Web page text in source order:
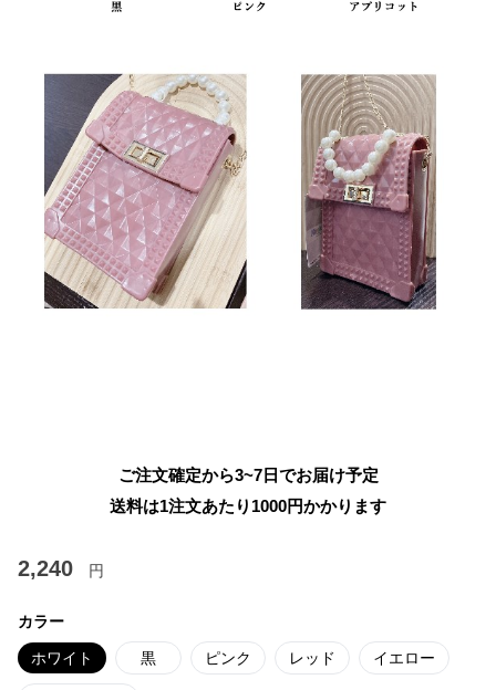
ご注文確定から3~7日でお届け予定
送料は1注文あたり 1000円かかります
2,240 円
カラー
ホワイト 黒 ピンク レッド イエロー